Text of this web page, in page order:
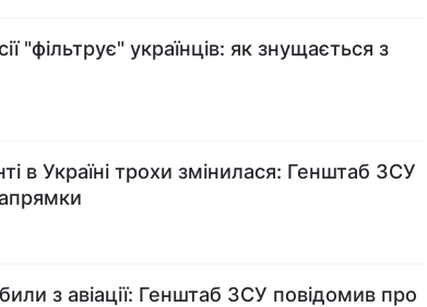
"фільтрує" українців: як знущається з
в Україні трохи змінилася: Генштаб ЗСУ
з авіації: Генштаб ЗСУ повідомив про